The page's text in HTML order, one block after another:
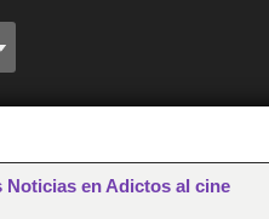
Noticias en Adictos al cine